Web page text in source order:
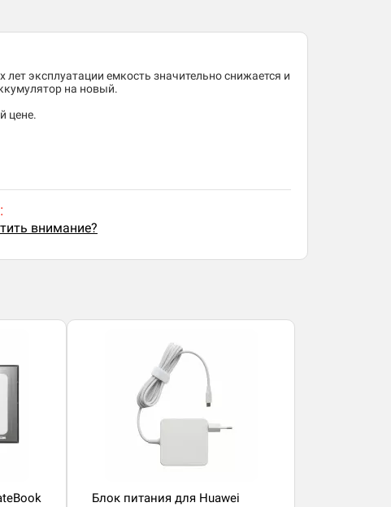
эксплуатации емкость значительно снижается и
на новый.
цене.
внимание?
Блок питания для Huawei